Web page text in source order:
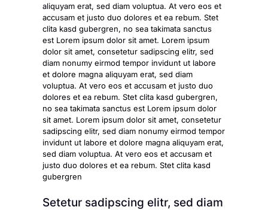
aliquyam erat, sed diam voluptua. At vero eos et
accusam et justo duo dolores et ea rebum. Stet
clita kasd gubergren, no sea takimata sanctus
est Lorem ipsum dolor sit amet. Lorem ipsum
dolor sit amet, consetetur sadipscing elitr, sed
diam nonumy eirmod tempor invidunt ut labore
et dolore magna aliquyam erat, sed diam
voluptua. At vero eos et accusam et justo duo
dolores et ea rebum. Stet clita kasd gubergren,
no sea takimata sanctus est Lorem ipsum dolor
sit amet. Lorem ipsum dolor sit amet, consetetur
sadipscing elitr, sed diam nonumy eirmod tempor
invidunt ut labore et dolore magna aliquyam erat,
sed diam voluptua. At vero eos et accusam et
justo duo dolores et ea rebum. Stet clita kasd
gubergren
Setetur sadipscing elitr, sed diam